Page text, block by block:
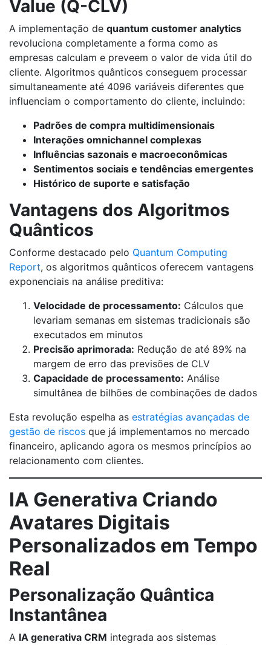
Value (Q-CLV)
A implementação de quantum customer analytics
revoluciona completamente a forma como as
empresas calculam e preveem o valor de vida útil do
cliente. Algoritmos quânticos conseguem processar
simultaneamente até 4096 variáveis diferentes que
influenciam o comportamento do cliente, incluindo:
Padrões de compra multidimensionais
Interações omnichannel complexas
Influências sazonais e macroeconômicas
Sentimentos sociais e tendências emergentes
Histórico de suporte e satisfação
Vantagens dos Algoritmos
Quânticos
Conforme destacado pelo Quantum Computing
Report, os algoritmos quânticos oferecem vantagens
exponenciais na análise preditiva:
Velocidade de processamento: Cálculos que
levariam semanas em sistemas tradicionais são
executados em minutos
Precisão aprimorada: Redução de até 89% na
margem de erro das previsões de CLV
Capacidade de processamento: Análise
simultânea de bilhões de combinações de dados
Esta revolução espelha as estratégias avançadas de
gestão de riscos que já implementamos no mercado
financeiro, aplicando agora os mesmos princípios ao
relacionamento com clientes.
IA Generativa Criando
Avatares Digitais
Personalizados em Tempo
Real
Personalização Quântica
Instantânea
A IA generativa CRM integrada aos sistemas